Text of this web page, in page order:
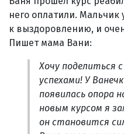
него оплатили. Мальчик
к выздоровлению, и
Пишет мама Вани:
Хочу поделиться
успехами! У
появилась опора
новым курсом я
он становится